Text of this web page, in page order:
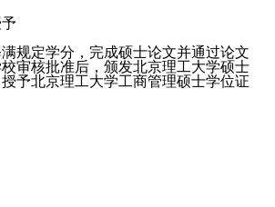
规定学分，完成硕士论文并通过论文
审核批准后，颁发北京理工大学硕士
予北京理工大学工商管理硕士学位证